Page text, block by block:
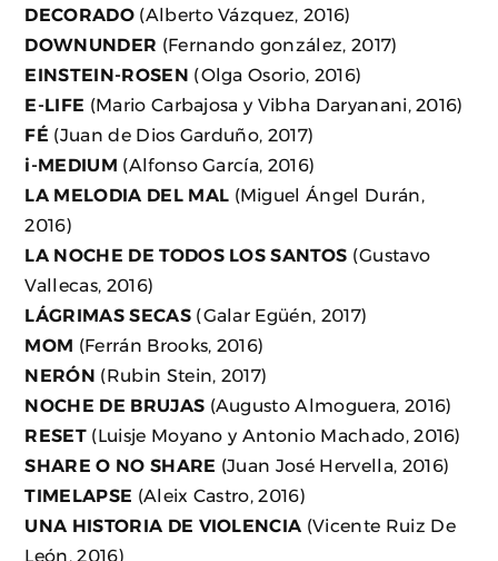
DECORADO (Alberto Vázquez, 2016)
DOWNUNDER (Fernando gonzález, 2017)
EINSTEIN-ROSEN (Olga Osorio, 2016)
E-LIFE (Mario Carbajosa y Vibha Daryanani, 2016)
FÉ (Juan de Dios Garduño, 2017)
i-MEDIUM (Alfonso García, 2016)
LA MELODIA DEL MAL (Miguel Ángel Durán,
2016)
LA NOCHE DE TODOS LOS SANTOS (Gustavo
Vallecas, 2016)
LÁGRIMAS SECAS (Galar Egüén, 2017)
MOM (Ferrán Brooks, 2016)
NERÓN (Rubin Stein, 2017)
NOCHE DE BRUJAS (Augusto Almoguera, 2016)
RESET (Luisje Moyano y Antonio Machado, 2016)
SHARE O NO SHARE (Juan José Hervella, 2016)
TIMELAPSE (Aleix Castro, 2016)
UNA HISTORIA DE VIOLENCIA (Vicente Ruiz De
León, 2016)